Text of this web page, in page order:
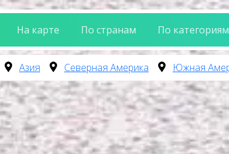
На карте По странам По категориям
Азия Северная Америка Южная